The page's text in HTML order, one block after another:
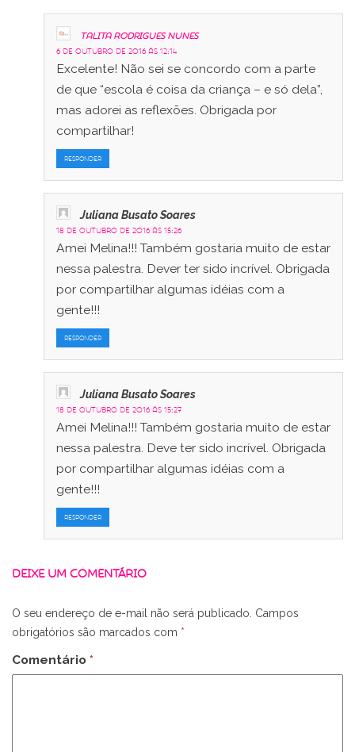
Talita Rodrigues Nunes
6 de outubro de 2016 às 12:14
Excelente! Não sei se concordo com a parte
de que “escola é coisa da criança – e só dela”,
mas adorei as reflexões. Obrigada por
compartilhar!
RESPONDER
Juliana Busato Soares
18 de outubro de 2016 às 15:26
Amei Melina!!! Também gostaria muito de estar
nessa palestra. Dever ter sido incrível. Obrigada
por compartilhar algumas idéias com a
gente!!!
RESPONDER
Juliana Busato Soares
18 de outubro de 2016 às 15:27
Amei Melina!!! Também gostaria muito de estar
nessa palestra. Deve ter sido incrível. Obrigada
por compartilhar algumas idéias com a
gente!!!
RESPONDER
DEIXE UM COMENTÁRIO
O seu endereço de e-mail não será publicado. Campos
obrigatórios são marcados com *
Comentário *